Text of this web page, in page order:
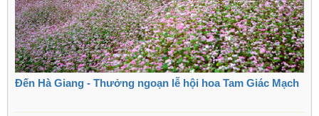
Đến Hà Giang - Thưởng ngoạn lễ hội hoa Tam Giác Mạch